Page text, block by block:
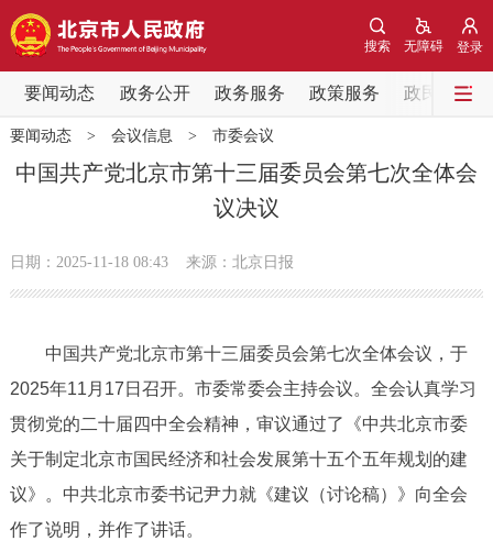
登录
无障碍
搜索
要闻动态 政务公开 政务服务 政策服务 政民互动
要闻动态
党中央精神 国务院信息
会议信息
市领导 机构职能 政策服务
政策兑现 政策解读 回应关切
决策公开
要闻动态> 会议信息 > 市委会议
中国共产党北京市第十三届委员会第七次全体会
议决议
日期：2025-11-18 08:43 来源：北京日报
中国共产党北京市第十三届委员会第七次全体会议，于
2025年11月17日召开。市委常委会主持会议。全会认真学习
贯彻党的二十届四中全会精神，审议通过了《中共北京市委
关于制定北京市国民经济和社会发展第十五个五年规划的建
议》。中共北京市委书记尹力就《建议（讨论稿）》向全会
作了说明，并作了讲话。